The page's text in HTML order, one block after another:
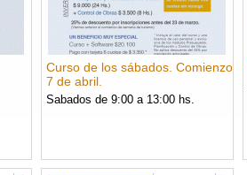
Curso de los sábados. Comienzo
7 de abril.
Sabados de 9:00 a 13:00 hs.